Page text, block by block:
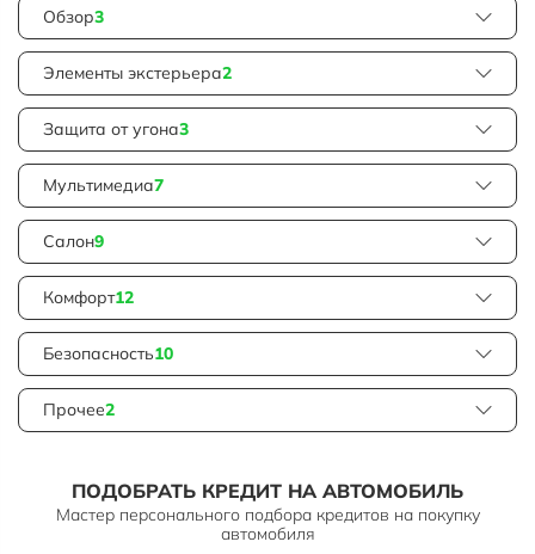
Обзор3
Элементы экстерьера2
Защита от угона3
Мультимедиа7
Салон9
Комфорт12
Безопасность10
Прочее2
ПОДОБРАТЬ КРЕДИТ НА АВТОМОБИЛЬ
Мастер персонального подбора кредитов на покупку
автомобиля